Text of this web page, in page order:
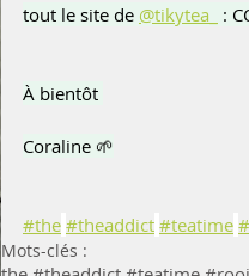
tout le site de @tikytea_ :
À bientôt
Coraline 🌱
#the #theaddict #teatime
Mots-clés :